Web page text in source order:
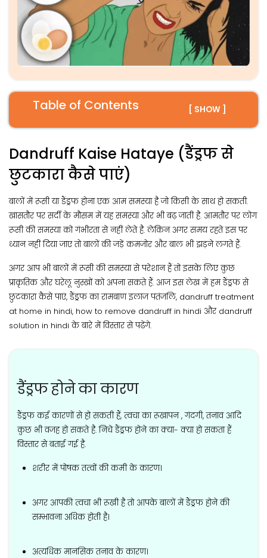
Table of Contents [ SHOW ]
Dandruff Kaise Hataye (डैंड्रफ से
छुटकारा कैसे पाएं)
बालों में रूसी या डैंड्रफ होना एक आम समस्या है जो किसी के साथ हो सकती.
खासतौर पर सर्दी के मौसम में यह समस्या और भी बढ़ जाती है. आमतौर पर लोग
रूसी की समस्या को गंभीरता से नहीं लेते है. लेकिन अगर समय रहते इस पर
ध्यान नहीं दिया जाए तो बालों की जड़ें कमजोर और बाल भी झड़ने लगते हैं.
अगर आप भी बालों में रूसी की समस्या से परेशान हैं तो इसके लिए कुछ
प्राकृतिक और घरेलू नुस्खों को अपना सकते हैं. आज इस लेख में हम डैंड्रफ से
छुटकारा कैसे पाएं, डैंड्रफ का रामबाण इलाज पतंजलि, dandruff treatment
at home in hindi, how to remove dandruff in hindi और dandruff
solution in hindi के बारे में विस्तार से पढेंगे.
डैंड्रफ होने का कारण
डैंड्रफ कई कारणों से हो सकती हैं, त्वचा का रूखापन , गंदगी, तनाव आदि
कुछ भी वजह हो सकते है. निचे डैंड्रफ होने का क्या- क्या हो सकता हैं
विस्तार से बताई गई है.
शरीर में पोषक तत्वों की कमी के कारण।
अगर आपकी त्वचा भी रूखी है तो आपके बालों में डैंड्रफ होने की
सम्भावना अधिक होती है।
अत्यधिक मानसिक तनाव के कारण।